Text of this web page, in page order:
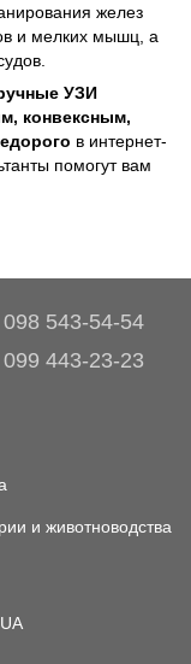
желез
и мелких мышц, а
УЗИ
конвексным,
в интернет-
помогут вам
098 543-54-54
099 443-23-23
и животноводства